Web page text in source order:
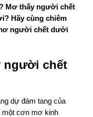
Mơ thấy người chết
Hãy cùng chiêm
người chết dưới
người chết
dự đám tang của
một cơn mơ kinh